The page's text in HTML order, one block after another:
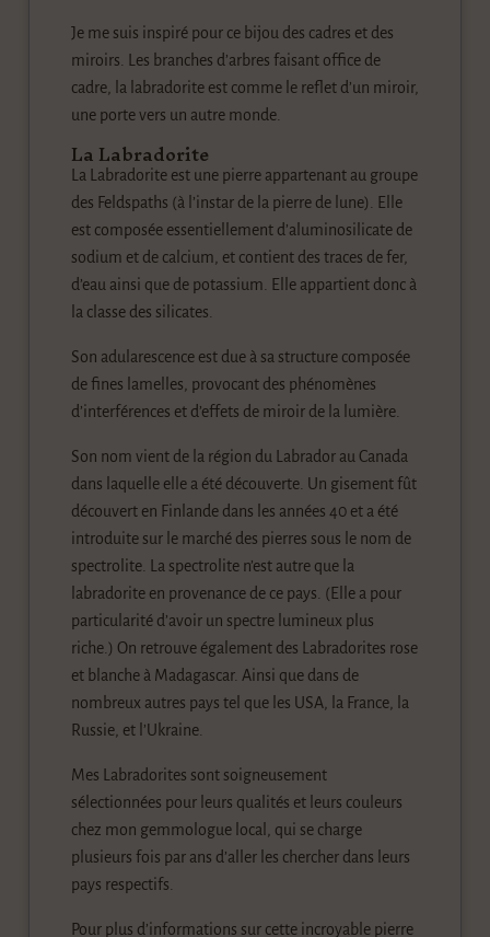
Je me suis inspiré pour ce bijou des cadres et des
miroirs. Les branches d’arbres faisant office de
cadre, la labradorite est comme le reflet d’un miroir,
une porte vers un autre monde.
La Labradorite
La Labradorite est une pierre appartenant au groupe
des Feldspaths (à l’instar de la pierre de lune). Elle
est composée essentiellement d’aluminosilicate de
sodium et de calcium, et contient des traces de fer,
d’eau ainsi que de potassium. Elle appartient donc à
la classe des silicates.
Son adularescence est due à sa structure composée
de fines lamelles, provocant des phénomènes
d’interférences et d’effets de miroir de la lumière.
Son nom vient de la région du Labrador au Canada
dans laquelle elle a été découverte. Un gisement fût
découvert en Finlande dans les années 40 et a été
introduite sur le marché des pierres sous le nom de
spectrolite. La spectrolite n’est autre que la
labradorite en provenance de ce pays. (Elle a pour
particularité d’avoir un spectre lumineux plus
riche.) On retrouve également des Labradorites rose
et blanche à Madagascar. Ainsi que dans de
nombreux autres pays tel que les USA, la France, la
Russie, et l’Ukraine.
Mes Labradorites sont soigneusement
sélectionnées pour leurs qualités et leurs couleurs
chez mon gemmologue local, qui se charge
plusieurs fois par ans d’aller les chercher dans leurs
pays respectifs.
Pour plus d’informations sur cette incroyable pierre